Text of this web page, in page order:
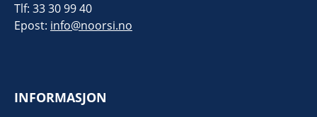
Tlf: 33 30 99 40
Epost: info@noorsi.no
INFORMASJON